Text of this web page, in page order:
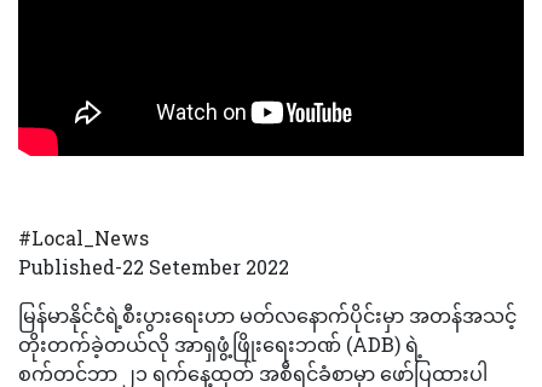
#Local_News
Published-22 Setember 2022
မြန်မာနိုင်ငံရဲ့စီးပွားရေးဟာ မတ်လနောက်ပိုင်းမှာ အတန်အသင့်
တိုးတက်ခဲ့တယ်လို အာရှဖွံ့ဖြိုးရေးဘဏ် (ADB) ရဲ့
စက်တင်ဘာ ၂၁ ရက်နေ့ထုတ် အစီရင်ခံစာမှာ ဖော်ပြထားပါ